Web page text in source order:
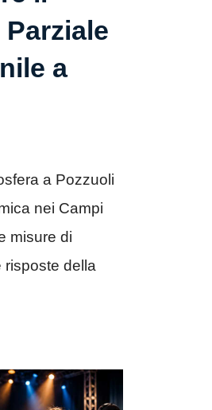
a
a Pozzuoli
nei Campi
misure di
risposte della